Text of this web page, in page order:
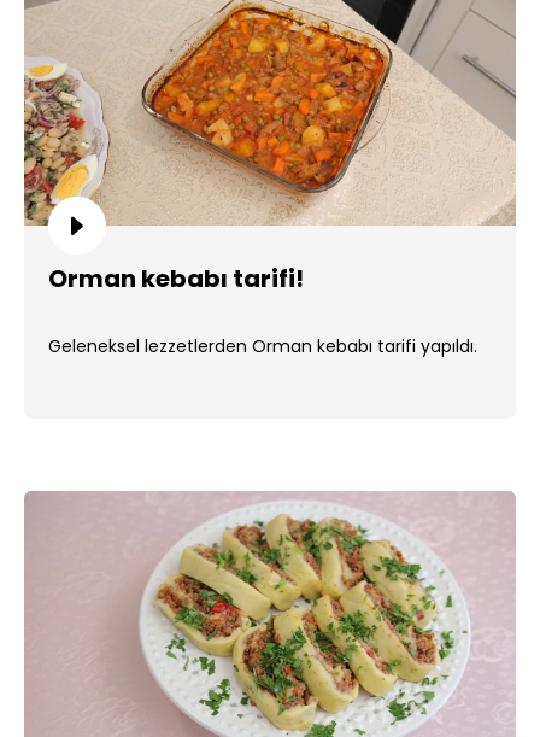
Orman kebabı tarifi!
Geleneksel lezzetlerden Orman kebabı tarifi yapıldı.